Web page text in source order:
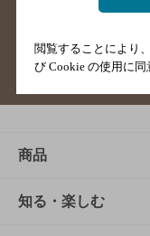
サイトマップ
商品
商品TOP
知る・楽しむ
閲覧することにより、
び Cookie の使用に同